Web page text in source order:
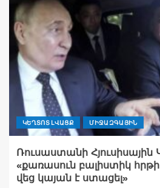
ԿԵՂՏՈՏ ԼՎԱՑՔ ՄԻՋԱԶԳԱՅԻՆ
Ռուսաստանի Հյուսիսային
«քառասուն բալիստիկ
վեց կայան է ստացել»